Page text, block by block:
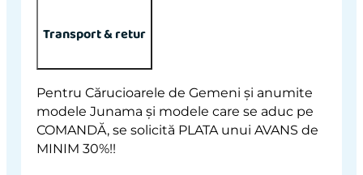
Transport & retur
Pentru Cărucioarele de Gemeni și anumite
modele Junama și modele care se aduc pe
COMANDĂ, se solicită PLATA unui AVANS de
MINIM 30%!!